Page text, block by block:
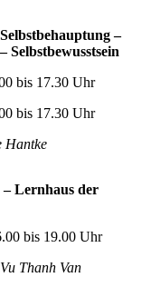
–
Selbstbewusstsein
bis 17.30 Uhr
bis 17.30 Uhr
Hantke
– Lernhaus der
bis 19.00 Uhr
Thanh Van